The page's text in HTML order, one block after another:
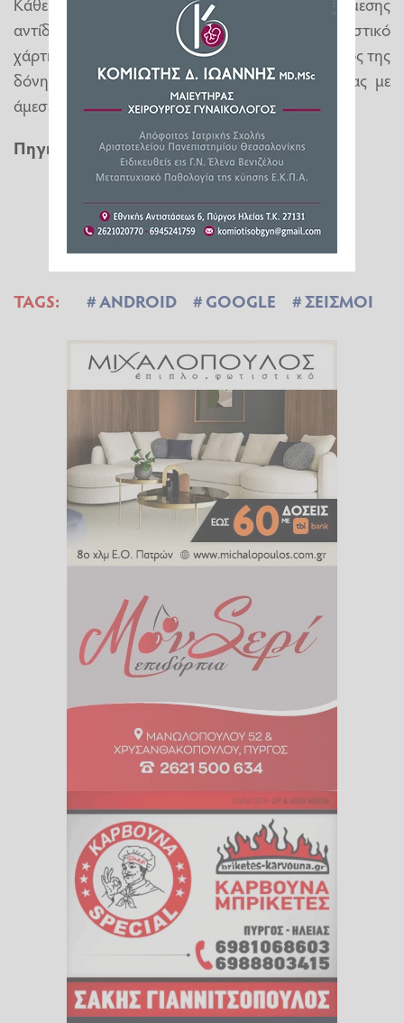
αντίδρασης: πατώντας την, θα δείτε έναν διαδραστικό
χάρτη με την τοποθεσία και το εκτιμώμενο μέγεθος της
δόνησης, καθώς και ένα πρωτόκολλο ασφαλείας με
άμεσες ενέργειες για να παραμείνετε ασφαλείς.
Πηγή
newsbomb.gr
TAGS: ANDROID GOOGLE ΣΕΙΣΜΟΙ